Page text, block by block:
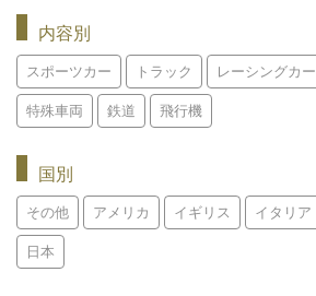
内容別
スポーツカー トラック レーシングカー
特殊車両 鉄道 飛行機
国別
その他 アメリカ イギリス イタリア
日本